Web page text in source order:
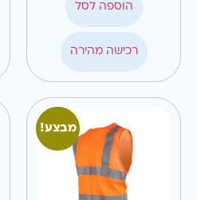
הוספה לסל
רכישה מהירה
מבצע!